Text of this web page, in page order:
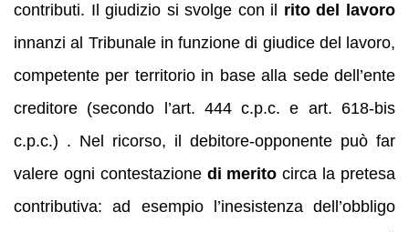
contributi. Il giudizio si svolge con il rito del lavoro
innanzi al Tribunale in funzione di giudice del lavoro,
competente per territorio in base alla sede dell’ente
creditore (secondo l’art. 444 c.p.c. e art. 618-bis
c.p.c.) . Nel ricorso, il debitore-opponente può far
valere ogni contestazione di merito circa la pretesa
contributiva: ad esempio l’inesistenza dell’obbligo